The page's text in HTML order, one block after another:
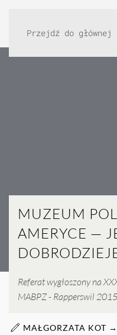
Przejdź do
MUZEUM
AMERYCE —
Referat wygłoszony na
MABPZ - Rapperswil
MAŁGORZATA KOT →